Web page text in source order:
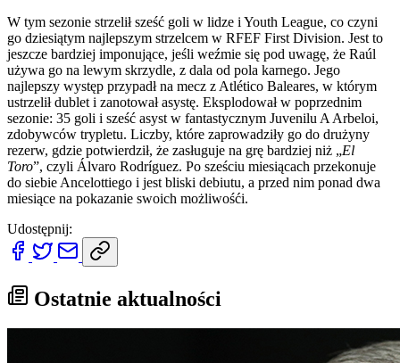
W tym sezonie strzelił sześć goli w lidze i Youth League, co czyni
go dziesiątym najlepszym strzelcem w RFEF First Division. Jest to
jeszcze bardziej imponujące, jeśli weźmie się pod uwagę, że Raúl
używa go na lewym skrzydle, z dala od pola karnego. Jego
najlepszy występ przypadł na mecz z Atlético Baleares, w którym
ustrzelił dublet i zanotował asystę. Eksplodował w poprzednim
sezonie: 35 goli i sześć asyst w fantastycznym Juvenilu A Arbeloi,
zdobywców trypletu. Liczby, które zaprowadziły go do drużyny
rezerw, gdzie potwierdził, że zasługuje na grę bardziej niż „El
Toro”, czyli Álvaro Rodríguez. Po sześciu miesiącach przekonuje
do siebie Ancelottiego i jest bliski debiutu, a przed nim ponad dwa
miesiące na pokazanie swoich możliwośći.
Udostępnij:
Ostatnie aktualności